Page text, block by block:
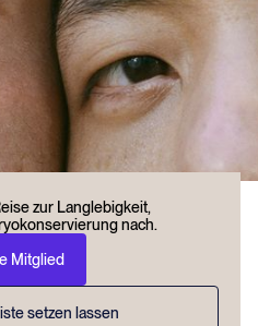
zur Langlebigkeit,
nach.
Mitglied
setzen lassen